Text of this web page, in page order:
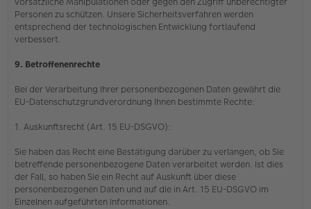
Personen zu schützen. Unsere Sicherheitsverfahren werden
entsprechend der technologischen Entwicklung fortlaufend
verbessert.
9. Betroffenenrechte
Bei der Verarbeitung Ihrer personenbezogenen Daten gewährt die
EU-Datenschutzgrundverordnung Ihnen bestimmte Rechte:
1. Auskunftsrecht (Art. 15 EU-DSGVO):
Sie haben das Recht eine Bestätigung darüber zu verlangen, ob Sie
betreffende personenbezogene Daten verarbeitet werden. Ist dies
der Fall, so haben Sie ein Recht auf Auskunft über diese
personenbezogenen Daten und auf die in Art. 15 EU-DSGVO im
Einzelnen aufgeführten Informationen.